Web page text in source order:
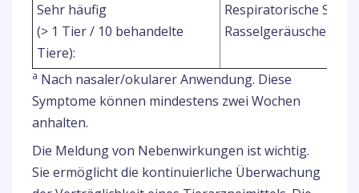
Sehr häufig
(> 1 Tier / 10 behandelte
Tiere):
Respiratorische
Rasselgeräusche)
a Nach nasaler/okularer Anwendung. Diese
Symptome können mindestens zwei Wochen
anhalten.
Die Meldung von Nebenwirkungen ist wichtig.
Sie ermöglicht die kontinuierliche Überwachung